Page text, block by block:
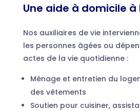
Une aide à domicile
Nos auxiliaires de vie
les personnes âgées ou
actes de la vie quotidienne :
Ménage et entretien du
des vêtements
Soutien pour cuisiner,